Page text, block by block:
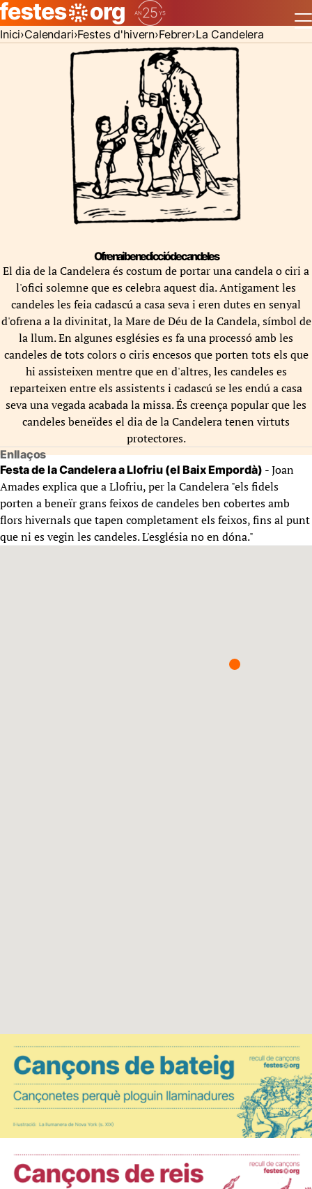
Inici Calendari Festes d'hivern Febrer La Candelera
Ofrena i benedicció de candeles
El dia de la Candelera és costum de portar una candela o ciri a
l'ofici solemne que es celebra aquest dia. Antigament les
candeles les feia cadascú a casa seva i eren dutes en senyal
d'ofrena a la divinitat, la Mare de Déu de la Candela, símbol de
la llum. En algunes esglésies es fa una processó amb les
candeles de tots colors o ciris encesos que porten tots els que
hi assisteixen mentre que en d'altres, les candeles es
reparteixen entre els assistents i cadascú se les endú a casa
seva una vegada acabada la missa. És creença popular que les
candeles beneïdes el dia de la Candelera tenen virtuts
protectores.
Enllaços
Festa de la Candelera a Llofriu (el Baix Empordà) - Joan
Amades explica que a Llofriu, per la Candelera "els fidels
porten a beneïr grans feixos de candeles ben cobertes amb
flors hivernals que tapen completament els feixos, fins al punt
que ni es vegin les candeles. L'església no en dóna."